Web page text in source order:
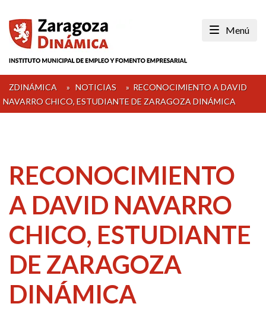
content
Menú
ZDINÁMICA » NOTICIAS » RECONOCIMIENTO A DAVID
NAVARRO CHICO, ESTUDIANTE DE ZARAGOZA DINÁMICA
RECONOCIMIENTO
A DAVID NAVARRO
CHICO, ESTUDIANTE
DE ZARAGOZA
DINÁMICA